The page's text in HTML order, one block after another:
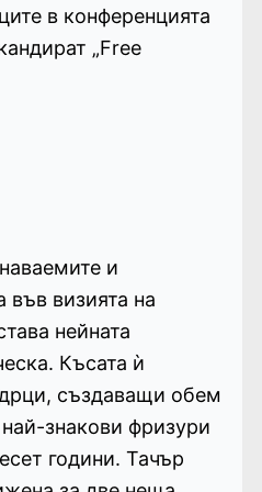
в конференцията
„Free
и
визията на
нейната
Късата ѝ
създаващи обем
знакови фризури
години. Тачър